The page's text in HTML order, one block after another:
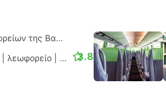
Δυτικός σταθμός λεωφορείων της Βαρσοβίας
λεωφορείο Κανονικό
3.8